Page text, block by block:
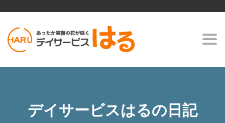
デイサービスはるの日記